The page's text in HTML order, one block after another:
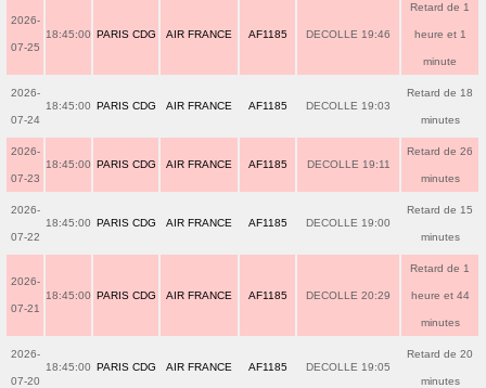
2026-
07-25
18:45:00 PARIS CDG AIR FRANCE AF1185 DECOLLE 19:46
Retard de 1
heure et 1
minute
2026-
07-24
18:45:00 PARIS CDG AIR FRANCE AF1185 DECOLLE 19:03
Retard de 18
minutes
2026-
07-23
18:45:00 PARIS CDG AIR FRANCE AF1185 DECOLLE 19:11
Retard de 26
minutes
2026-
07-22
18:45:00 PARIS CDG AIR FRANCE AF1185 DECOLLE 19:00
Retard de 15
minutes
2026-
07-21
18:45:00 PARIS CDG AIR FRANCE AF1185 DECOLLE 20:29
Retard de 1
heure et 44
minutes
2026-
07-20
18:45:00 PARIS CDG AIR FRANCE AF1185 DECOLLE 19:05
Retard de 20
minutes